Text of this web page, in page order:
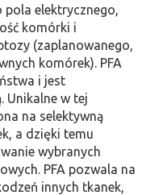
pola elektrycznego,
komórki i
(zaplanowanego,
komórek). PFA
i jest
Unikalne w tej
na selektywną
a dzięki temu
wybranych
PFA pozwala na
innych tkanek,